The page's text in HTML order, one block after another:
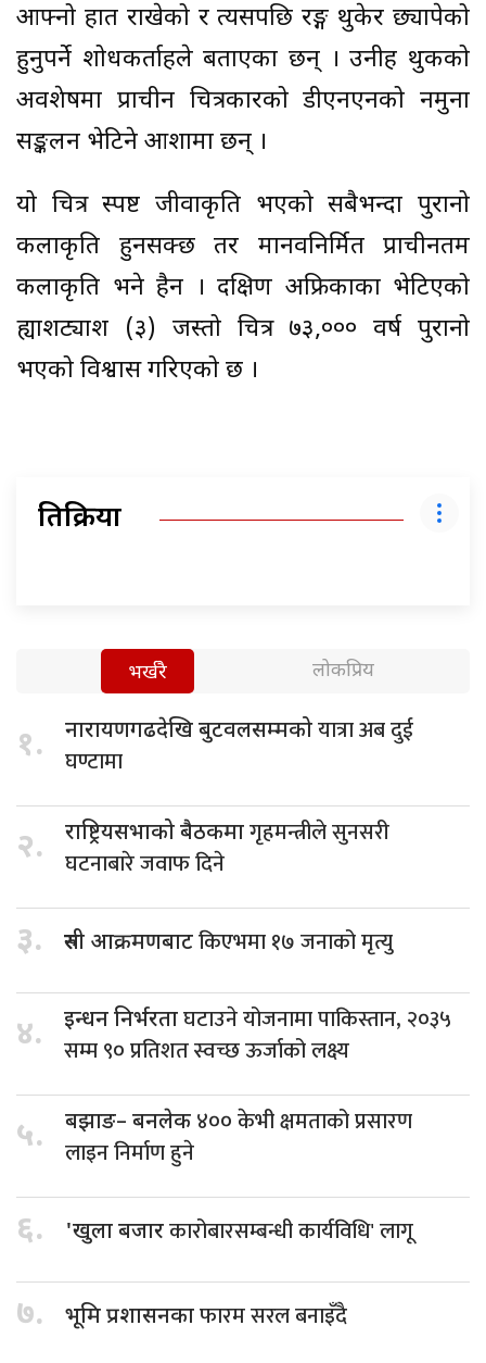
आफ्नो हात राखेको र त्यसपछि रङ्ग थुकेर छ्यापेको
हुनुपर्ने शोधकर्ताहरूले बताएका छन् । उनीहरू थुकको
अवशेषमा प्राचीन चित्रकारको डीएनएनको नमुना
सङ्कलन भेटिने आशामा छन् ।
यो चित्र स्पष्ट जीवाकृति भएको सबैभन्दा पुरानो
कलाकृति हुनसक्छ तर मानवनिर्मित प्राचीनतम
कलाकृति भने हैन । दक्षिण अफ्रिकाका भेटिएको
ह्याशट्याश (३) जस्तो चित्र ७३,००० वर्ष पुरानो
भएको विश्वास गरिएको छ ।
प्रतिक्रिया
भर्खरै लोकप्रिय
१. नारायणगढदेखि बुटवलसम्मकोयात्रा अब दुई
घण्टामा
२. राष्ट्रियसभाको बैठकमागृहमन्त्रीले सुनसरी
घटनाबारे जवाफ दिने
३. रुसी आक्रमणबाटकिएभमा १७ जनाको मृत्यु
४. इन्धन निर्भरताघटाउने योजनामा पाकिस्तान, २०३५
सम्म ९० प्रतिशत स्वच्छ ऊर्जाको लक्ष्य
५. बझाङ– बनलेक ४०० केभी क्षमताको प्रसारण
लाइन निर्माण हुने
६. 'खुला बजारकारोबारसम्बन्धी कार्यविधि' लागू
७. भूमि प्रशासनकाफारम सरल बनाइँदै